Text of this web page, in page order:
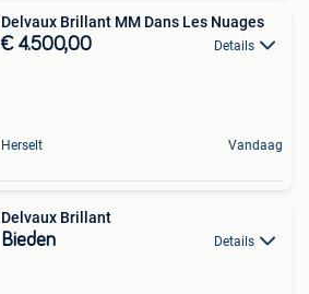
Delvaux Brillant MM Dans Les Nuages
€ 4.500,00 Details
Herselt Vandaag
Delvaux Brillant
Bieden Details